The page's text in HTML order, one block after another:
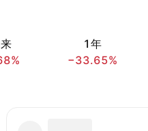
1年
−33.65%